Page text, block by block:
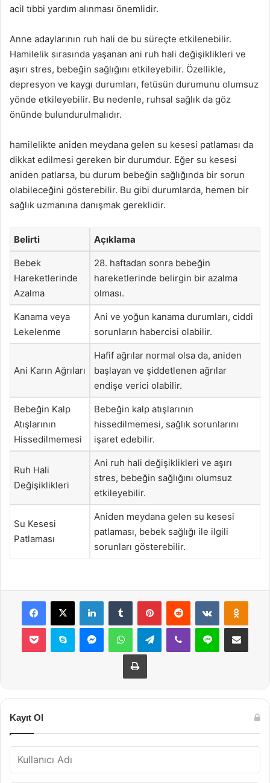
acil tıbbi yardım alınması önemlidir.
Anne adaylarının ruh hali de bu süreçte etkilenebilir.
Hamilelik sırasında yaşanan ani ruh hali değişiklikleri ve
aşırı stres, bebeğin sağlığını etkileyebilir. Özellikle,
depresyon ve kaygı durumları, fetüsün durumunu olumsuz
yönde etkileyebilir. Bu nedenle, ruhsal sağlık da göz
önünde bulundurulmalıdır.
hamilelikte aniden meydana gelen su kesesi patlaması da
dikkat edilmesi gereken bir durumdur. Eğer su kesesi
aniden patlarsa, bu durum bebeğin sağlığında bir sorun
olabileceğini gösterebilir. Bu gibi durumlarda, hemen bir
sağlık uzmanına danışmak gereklidir.
Belirti Açıklama
Bebek
Hareketlerinde
Azalma
28. haftadan sonra bebeğin
hareketlerinde belirgin bir azalma
olması.
Kanama veya
Lekelenme
Ani ve yoğun kanama durumları, ciddi
sorunların habercisi olabilir.
Ani Karın Ağrıları
Hafif ağrılar normal olsa da, aniden
başlayan ve şiddetlenen ağrılar
endişe verici olabilir.
Bebeğin Kalp
Atışlarının
Hissedilmemesi
Bebeğin kalp atışlarının
hissedilmemesi, sağlık sorunlarını
işaret edebilir.
Ruh Hali
Değişiklikleri
Ani ruh hali değişiklikleri ve aşırı
stres, bebeğin sağlığını olumsuz
etkileyebilir.
Su Kesesi
Patlaması
Aniden meydana gelen su kesesi
patlaması, bebek sağlığı ile ilgili
sorunları gösterebilir.
Facebook
X LinkedInTumblr PinterestReddit VKontakte
Pocket Skype MessengerWhatsAppTelegramViber Line E-Posta ile
Yazdır
Kayıt Ol